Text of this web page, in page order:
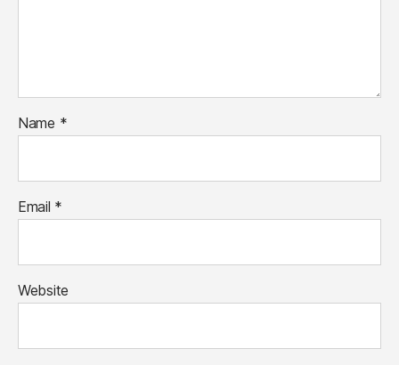
Name *
Email *
Website